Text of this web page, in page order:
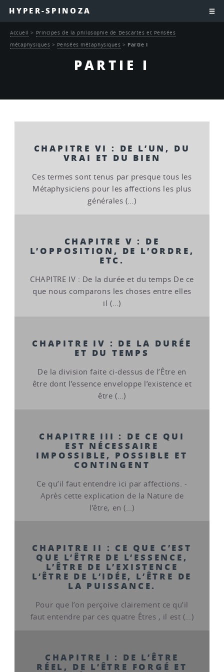
HYPER-SPINOZA
PARTIE I
Accueil > Principes de la philosophie de Descartes et Pensées
métaphysiques > Pensées métaphysiques > Partie I
CHAPITRE VI : DE L’UN, DU
VRAI ET DU BIEN
Ces termes sont tenus par presque tous les
Métaphysiciens pour les affections les plus
générales (…)
CHAPITRE V : DE
L’OPPOSITION, DE L’ORDRE,
ETC.
CHAPITRE IV : De la durée et du temps De ce
que nous comparons les choses entre elles
il (…)
CHAPITRE IV : DE LA DURÉE
ET DU TEMPS
De la division faite ci-dessus de l’Être en
être dont l’essence enveloppe l’existence et
être (…)
CHAPITRE III : DE CE QUI
EST NÉCESSAIRE
IMPOSSIBLE, POSSIBLE ET
CONTINGENT
Ce qu’il faut entendre ici par affections. -
Après cette explication de la Nature de
l’être, en (…)
CHAPITRE II : CE QUE C’EST
QUE L’ÊTRE DE L’ESSENCE,
L’ÊTRE DE L’EXISTENCE
L’ÊTRE DE L’IDÉE, L’ÊTRE DE
LA PUISSANCE.
Pour que l’on perçoive clairement ce qu’il
faut entendre par ces quatre Êtres , il est (…)
CHAPITRE I : DE L’ÊTRE
RÉEL, DE L’ÊTRE FORGÉ ET